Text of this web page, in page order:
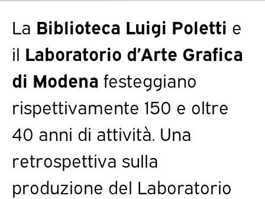
La Biblioteca Luigi Poletti e
il Laboratorio d’Arte Grafica
di Modena festeggiano
rispettivamente 150 e oltre
40 anni di attività. Una
retrospettiva sulla
produzione del Laboratorio